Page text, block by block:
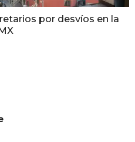
por desvíos en la